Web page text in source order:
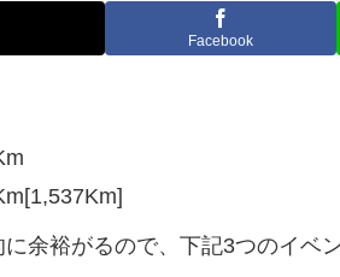
Facebook
余裕がるので、下記3つのイベ